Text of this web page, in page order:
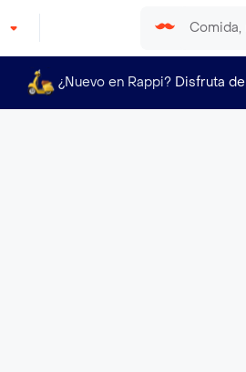
¿Nuevo en Rappi? Disfruta de